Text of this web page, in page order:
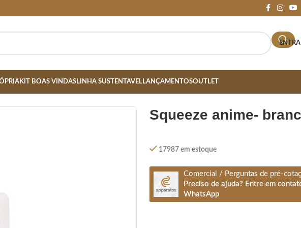
KIT BOAS VINDASLINHA SUSTENTAVELLANÇAMENTOSOUTLET
squeeze anime-
17987 em estoque
Comercial / Perguntas de pré-
Preciso de ajuda? Entre em
WhatsApp